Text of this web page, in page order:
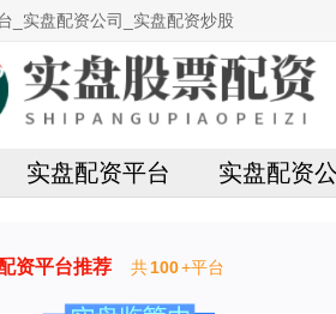
_实盘配资公司_实盘配资炒股
实盘配资平台 实盘配资
资平台推荐 共100+平台